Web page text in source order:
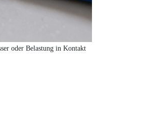
oder Belastung in Kontakt